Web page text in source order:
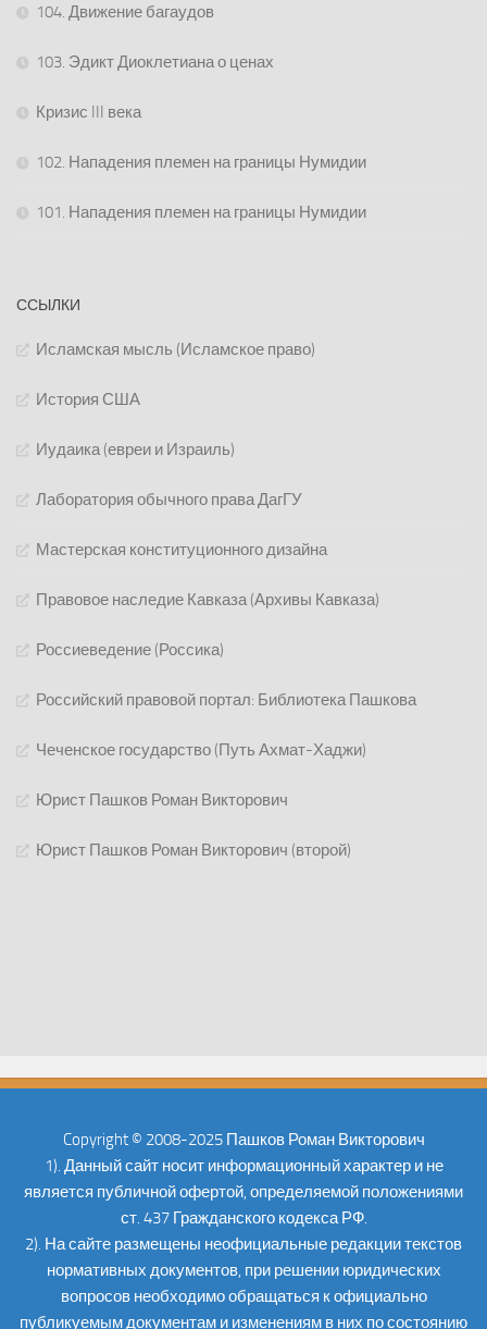
104. Движение багаудов
103. Эдикт Диоклетиана о ценах
Кризис III века
102. Нападения племен на границы Нумидии
101. Нападения племен на границы Нумидии
ССЫЛКИ
Исламская мысль (Исламское право)
История США
Иудаика (евреи и Израиль)
Лаборатория обычного права ДагГУ
Мастерская конституционного дизайна
Правовое наследие Кавказа (Архивы Кавказа)
Россиеведение (Россика)
Российский правовой портал: Библиотека Пашкова
Чеченское государство (Путь Ахмат-Хаджи)
Юрист Пашков Роман Викторович
Юрист Пашков Роман Викторович (второй)
Copyright © 2008-2025 Пашков Роман Викторович
1). Данный сайт носит информационный характер и не
является публичной офертой, определяемой положениями
ст. 437 Гражданского кодекса РФ.
2). На сайте размещены неофициальные редакции текстов
нормативных документов, при решении юридических
вопросов необходимо обращаться к официально
публикуемым документам и изменениям в них по состоянию